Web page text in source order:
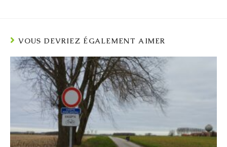
VOUS DEVRIEZ ÉGALEMENT AIMER